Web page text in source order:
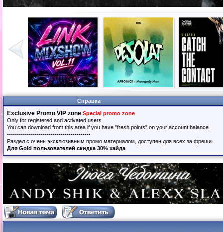
Справка
Exclusive Promo VIP zone Special promo zone
Only for registered and activated users.
You can download from this area if you have "fresh points" on your account balance.
------------------------------------------
Раздел с очень эксклюзивным промо материалом, доступен для всех за фреши.
Для Gold пользователей скидка 30% хайда